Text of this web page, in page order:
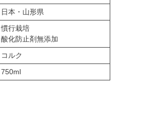
日本・山形県
慣行栽培
酸化防止剤無添加
コルク
750ml